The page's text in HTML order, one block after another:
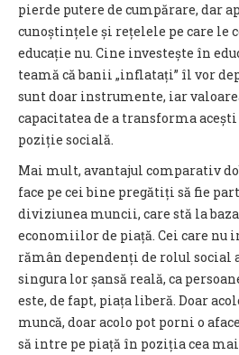
pierde putere de cumpărare, dar
cunoștințele și rețelele pe care le
educație nu. Cine investește în
teamă că banii „inflatați” îl vor
sunt doar instrumente, iar
capacitatea de a transforma
poziție socială.
Mai mult, avantajul comparativ
face pe cei bine pregătiți să fie
diviziunea muncii, care stă la
economiilor de piață. Cei care nu
rămân dependenți de rolul social
singura lor șansă reală, ca
este, de fapt, piața liberă. Doar
muncă, doar acolo pot porni o
să intre pe piață în poziția cea